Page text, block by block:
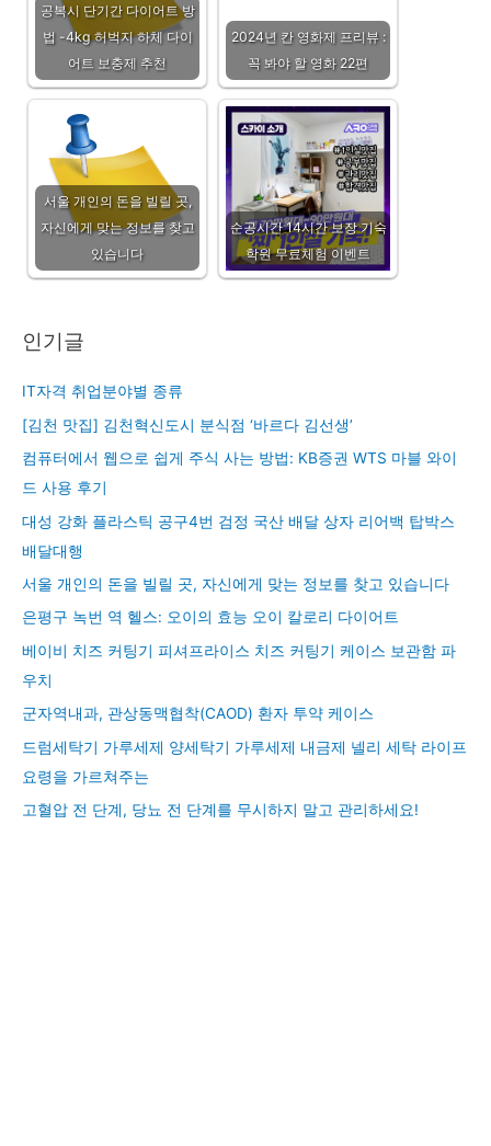
공복시 단기간 다이어트 방
법 -4kg 허벅지 하체 다이
어트 보충제 추천
2024년 칸 영화제 프리뷰 :
꼭 봐야 할 영화 22편
서울 개인의 돈을 빌릴 곳,
자신에게 맞는 정보를 찾고
있습니다
순공시간 14시간 보장 기숙
학원 무료체험 이벤트
인기글
IT자격 취업분야별 종류
[김천 맛집] 김천혁신도시 분식점 ‘바르다 김선생’
컴퓨터에서 웹으로 쉽게 주식 사는 방법: KB증권 WTS 마블 와이
드 사용 후기
대성 강화 플라스틱 공구4번 검정 국산 배달 상자 리어백 탑박스
배달대행
서울 개인의 돈을 빌릴 곳, 자신에게 맞는 정보를 찾고 있습니다
은평구 녹번 역 헬스: 오이의 효능 오이 칼로리 다이어트
베이비 치즈 커팅기 피셔프라이스 치즈 커팅기 케이스 보관함 파
우치
군자역내과, 관상동맥협착(CAOD) 환자 투약 케이스
드럼세탁기 가루세제 양세탁기 가루세제 내금제 넬리 세탁 라이프
요령을 가르쳐주는
고혈압 전 단계, 당뇨 전 단계를 무시하지 말고 관리하세요!